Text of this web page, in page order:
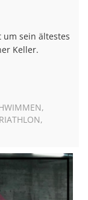
sein ältestes
Keller.